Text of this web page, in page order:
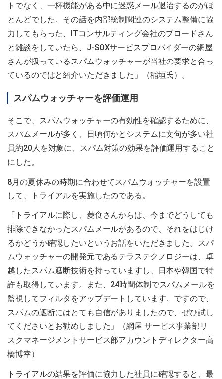
トでなく、一杯機能がある中に迷惑メール退治するのがほ
とんどでした。その話を内部統制関連のシステム整備に協
力してもらった、ITコンサルティング会社のブロードさん
と雑談をしていたら、J-SOXサービスプロバイダーの網屋
さんが扱っているスパムウォッチャーが当社の要求と合っ
ているのではと紹介いただきました」（稲垣氏）。
スパムウォッチャーを評価運用
そこで、スパムウォッチャーの有効性を確認するために、
スパムメールが多く、日頃何かとシステムに文句が多い社
員約20人を対象に、スパム対策の効果を評価運用すること
にした。
8月の夏休みの時期に合わせてスパムウォッチャーを設置
して、トライアルを実施したのである。
「トライアルに際し、菱食さんからは、今までどうしても
排除できなかったスパムメールがあるので、それをはじけ
るかどうか確認したいというお話をいただきました。スパ
ムウォッチャーの開発元であるテラステクノロジーは、卓
越したスパム遮断技術を持っていますし、日本や韓国で特
許も取得しています。また、24時間体制でスパムメールを
監視してフィルタをアップデートしています。ですので、
スパムの遮断にはとても自信がありましたので、ぜひ試し
てくださいとお勧めしました」（網屋 サービス事業部リ
スクマネージメントサービス部アカウントディレクター高
橋博幸）
トライアルの結果を評価に協力した社員に確認すると、最